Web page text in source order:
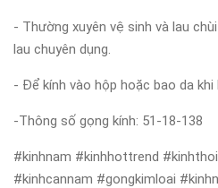
- Thường xuyên vệ sinh và lau
lau chuyên dụng.
- Để kính vào hộp hoặc bao da khi
-Thông số gọng kính: 51-18-138
#kinhnam #kinhhottrend
#kinhcannam #gongkimloai